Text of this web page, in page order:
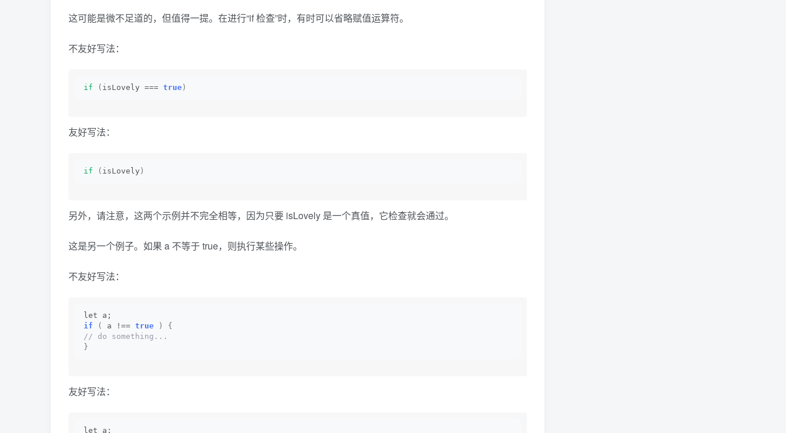
这可能是微不足道的，但值得一提。在进行“if 检查”时，有时可以省略赋值运算符。
不友好写法：
if ( isLovely === true)
友好写法：
if ( isLovely )
另外，请注意，这两个示例并不完全相等，因为只要 isLovely 是一个真值，它检查就会通过。
这是另一个例子。如果 a 不等于 true，则执行某些操作。
不友好写法：
let a;
if
( a !== true )
{
// do something...
}
友好写法：
let a;